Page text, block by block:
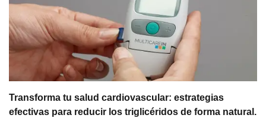
Transforma tu salud cardiovascular: estrategias
efectivas para reducir los triglicéridos de forma natural.